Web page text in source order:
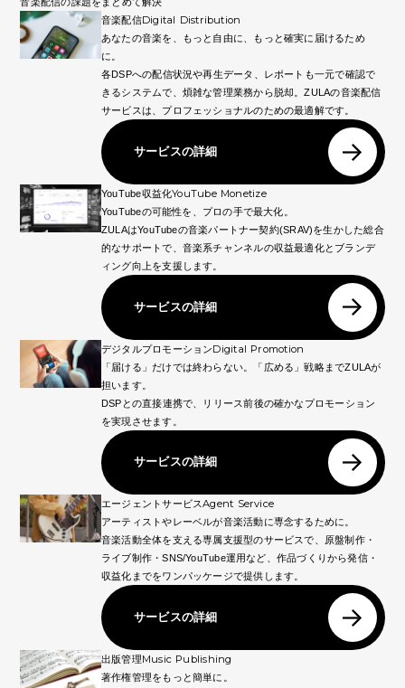
音楽配信Digital Distribution
あなたの音楽を、もっと自由に、もっと確実に届けるため
に。
各DSPへの配信状況や再生データ、レポートも一元で確認で
きるシステムで、煩雑な管理業務から脱却。ZULAの音楽配信
サービスは、プロフェッショナルのための最適解です。
サービスの詳細
YouTube収益化YouTube Monetize
YouTubeの可能性を、プロの手で最大化。
ZULAはYouTubeの音楽パートナー契約(SRAV)を生かした総合
的なサポートで、音楽系チャンネルの収益最適化とブランデ
ィング向上を支援します。
サービスの詳細
デジタルプロモーションDigital Promotion
「届ける」だけでは終わらない。「広める」戦略までZULAが
担います。
DSPとの直接連携で、リリース前後の確かなプロモーション
を実現させます。
サービスの詳細
エージェントサービスAgent Service
アーティストやレーベルが音楽活動に専念するために。
音楽活動全体を支える専属支援型のサービスで、原盤制作・
ライブ制作・SNS/YouTube運用など、作品づくりから発信・
収益化までをワンパッケージで提供します。
サービスの詳細
出版管理Music Publishing
著作権管理をもっと簡単に。